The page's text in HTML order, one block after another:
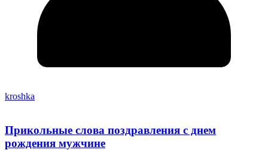
kroshka
Прикольные слова поздравления с днем
рождения мужчине